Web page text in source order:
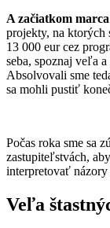
A začiatkom
projekty, na ktorých
13 000 eur cez
seba, spoznaj veľa
Absolvovali sme
sa mohli pustiť
Počas roka sme sa
zastupiteľstvách,
interpretovať názory
Veľa